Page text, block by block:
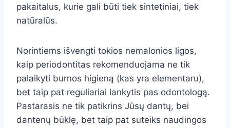
pakaitalus, kurie gali būti tiek sintetiniai, tiek
natūralūs.
Norintiems išvengti tokios nemalonios ligos,
kaip periodontitas rekomenduojama ne tik
palaikyti burnos higieną (kas yra elementaru),
bet taip pat reguliariai lankytis pas odontologą.
Pastarasis ne tik patikrins Jūsų dantų, bei
dantenų būklę, bet taip pat suteiks naudingos